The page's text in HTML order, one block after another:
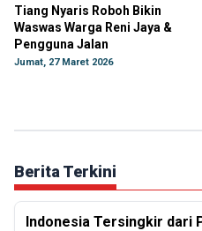
Tiang Nyaris Roboh Bikin
Waswas Warga Reni Jaya &
Pengguna Jalan
Jumat, 27 Maret 2026
Berita Terkini
Indonesia Tersingkir dari